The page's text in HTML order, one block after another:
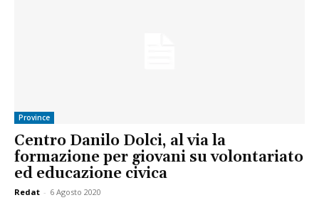
Province
Centro Danilo Dolci, al via la
formazione per giovani su volontariato
ed educazione civica
Redat - 6 Agosto 2020